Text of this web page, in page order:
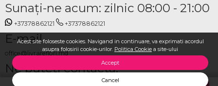
Acest site foloseste cookies. Navigand in continuare, va exprimati acordul
asupra folosirii cookie-urilor. Politica Cookie a site-ului
Accept
Cancel
Sunaţi-ne acum: zilnic 08:00 - 21:00
+37378862121 +37378862121
E-mail
office@livrareflori.md
Ne puteți contacta:
whatsapp